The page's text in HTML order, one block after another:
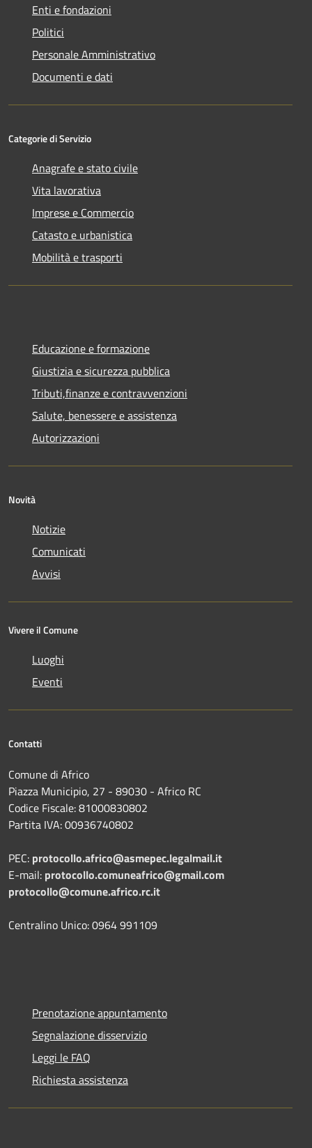
Enti e fondazioni
Politici
Personale Amministrativo
Documenti e dati
Categorie di Servizio
Anagrafe e stato civile
Vita lavorativa
Imprese e Commercio
Catasto e urbanistica
Mobilità e trasporti
Educazione e formazione
Giustizia e sicurezza pubblica
Tributi,finanze e contravvenzioni
Salute, benessere e assistenza
Autorizzazioni
Novità
Notizie
Comunicati
Avvisi
Vivere il Comune
Luoghi
Eventi
Contatti
Comune di Africo
Piazza Municipio, 27 - 89030 - Africo RC
Codice Fiscale: 81000830802
Partita IVA: 00936740802
PEC: protocollo.africo@asmepec.legalmail.it
E-mail: protocollo.comuneafrico@gmail.com
protocollo@comune.africo.rc.it
Centralino Unico: 0964 991109
Prenotazione appuntamento
Segnalazione disservizio
Leggi le FAQ
Richiesta assistenza